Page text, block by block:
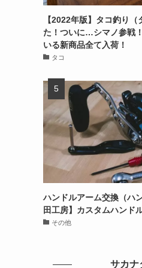
【2022年版】タコ釣り
た！ついに…シマノ参戦
いる新商品全て入荷！
タコ
ハンドルアーム交換（ハ
田工房】カスタムハンド
その他
サカナ